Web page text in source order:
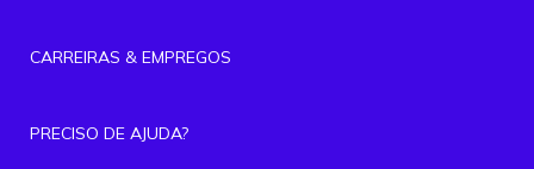
CARREIRAS & EMPREGOS
PRECISO DE AJUDA?